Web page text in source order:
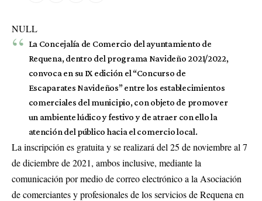
NULL
La Concejalía de Comercio del ayuntamiento de
Requena, dentro del programa Navideño 2021/2022,
convoca en su IX edición el “Concurso de
Escaparates Navideños” entre los establecimientos
comerciales del municipio, con objeto de promover
un ambiente lúdico y festivo y de atraer con ello la
atención del público hacia el comercio local.
La inscripción es gratuita y se realizará del 25 de noviembre al 7
de diciembre de 2021, ambos inclusive, mediante la
comunicación por medio de correo electrónico a la Asociación
de comerciantes y profesionales de los servicios de Requena en